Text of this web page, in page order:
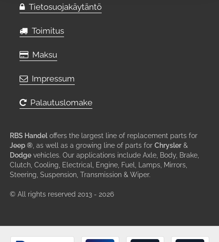
Tietosuojakäytäntö
Toimitus
Maksu
Impressum
Palautuslomake
RBS Handel offers the largest line of replacement parts for
Jeep ® , as well as a growing line of parts for Chrysler &
Dodge vehicles. Our applications include Axle, Body, Brake,
Clutch, Cooling, Electrical, Engine, Fuel, Lamps, Mirrors,
Steering, Suspension, Transmission & Wiper.
© All rights reserved 2013 - 2026